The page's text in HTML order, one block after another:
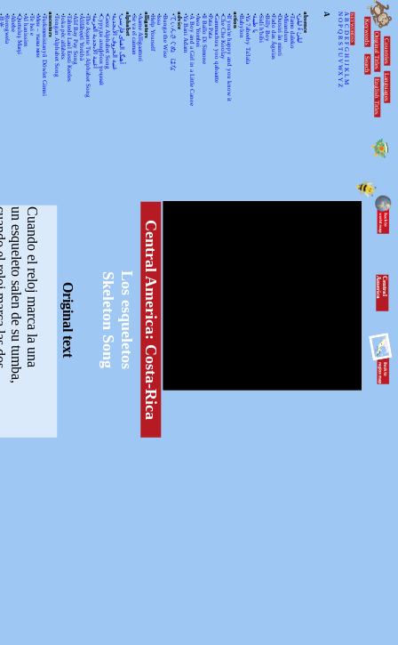
Countries
Languages
Original Titles
English Titles
Keywords
Search
KEYWORDSS
A
B
C
D
E
F
G
H
J
K
L
M
N
O
P
Q
R
S
T
U
V
WX
Y
Z
A
absence
•
لیلیٰ ءُ لیلیٰ
•
Tamo daleko
•
Mirandum
•
Dutsiri ăn minti
•
Fado das Águias
•
Billy Boy
•
Sidi h'bibi
•
يا طيبة
•
Ya 7abeeby Ta3ala
•
Babylon
action
•
If you're happy and you know it
•
Che Che Koolay
•
Gammachuu yoo qabaatte
•
Pata Pata
•
Il Ballo Di Simone
•
Awa Yombei
•
A Boy and a Girl in a Little Canoe
•
Ya Bani Adam
advice
•
てぃんさぐぬ はな
•
Bunga the Wise
•
Issa
•
Help Yourself
alligators
•
Aarne Alligaattori
•
Se va el caiman
alphabet
•
آهنگ الفبای فارسی
•
غنية الحروف الأبجدية
•
Geez Alphabet Song
•
Суруди алифбои тоҷикӣ
•
أغنية الأبجدية العربية
•
The Asante Twi Alphabet Song
•
Álífábẹ́ẹ̀tì Yorùbá
•
Alif Bay Pay Song
•
Tähtede Laul Eesti Keeles
•
Joka pēc alfabēts
•
Tongan Alphabet Song
ancestors
•
Turkmenistanyň Döwlet Gimni
•
Мен – тыва мен
•
Te Iwi e
•
Al hanissim
•
Qurtuluş Marşi
•
Abebe
•
Rorogwela
C
e
n
tr
a
l
A
m
e
r
ic
a
Central America: Costa-Rica
Los esqueletos
Skeleton Song
Original text
Cuando el reloj marca la una
un esqueleto salen de su tumba,
las dos